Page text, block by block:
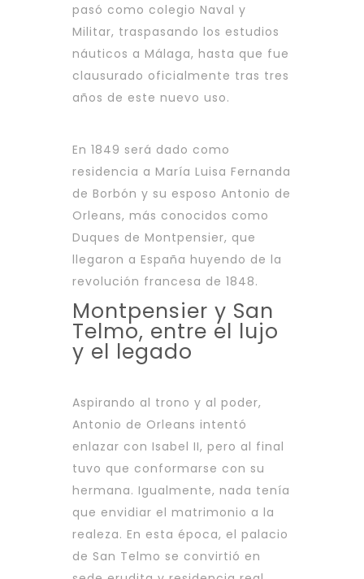
pasó como colegio Naval y
Militar, traspasando los estudios
náuticos a Málaga, hasta que fue
clausurado oficialmente tras tres
años de este nuevo uso.
En 1849 será dado como
residencia a María Luisa Fernanda
de Borbón y su esposo Antonio de
Orleans, más conocidos como
Duques de Montpensier, que
llegaron a España huyendo de la
revolución francesa de 1848.
Montpensier y San
Telmo, entre el lujo
y el legado
Aspirando al trono y al poder,
Antonio de Orleans intentó
enlazar con Isabel II, pero al final
tuvo que conformarse con su
hermana. Igualmente, nada tenía
que envidiar el matrimonio a la
realeza. En esta época, el palacio
de San Telmo se convirtió en